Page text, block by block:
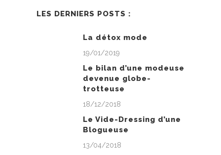
LES DERNIERS POSTS :
La détox mode
19/01/2019
Le bilan d’une modeuse
devenue globe-
trotteuse
18/12/2018
Le Vide-Dressing d’une
Blogueuse
13/04/2018